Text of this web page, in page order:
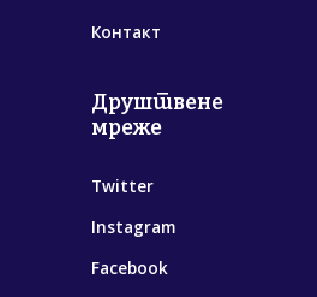
Контакт
Друштвене
мреже
Twitter
Instagram
Facebook